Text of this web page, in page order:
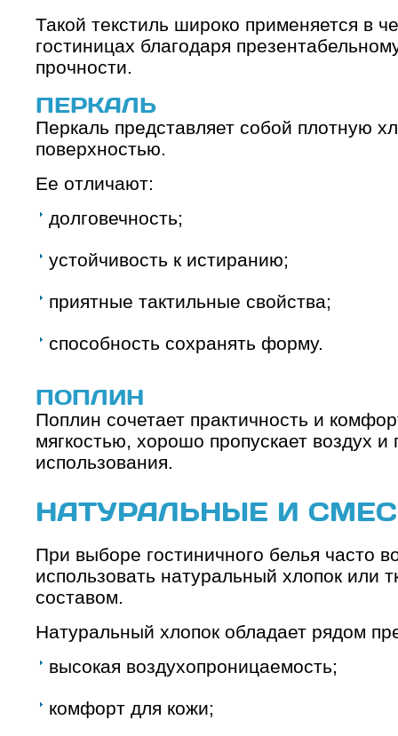
Такой текстиль широко применяется в
гостиницах благодаря
прочности.
ПЕРКАЛЬ
Перкаль представляет собой плотную
поверхностью.
Ее отличают:
долговечность;
устойчивость к истиранию;
приятные тактильные свойства;
способность сохранять форму.
ПОПЛИН
Поплин сочетает практичность и
мягкостью, хорошо пропускает воздух
использования.
НАТУРАЛЬНЫЕ И
При выборе гостиничного белья часто
использовать натуральный хлопок или
составом.
Натуральный хлопок обладает рядом
высокая воздухопроницаемость;
комфорт для кожи;